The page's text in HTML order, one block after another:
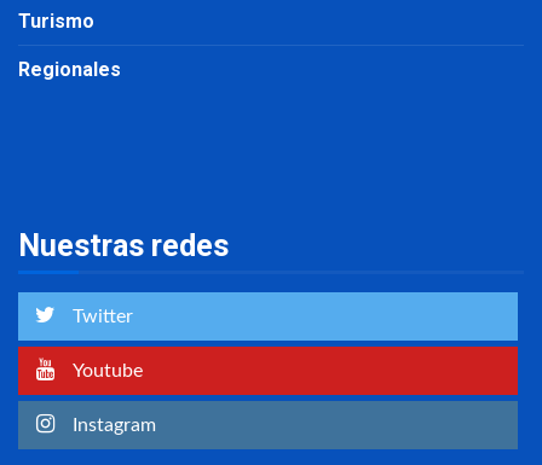
Turismo
Regionales
Nuestras redes
Twitter
Youtube
Instagram